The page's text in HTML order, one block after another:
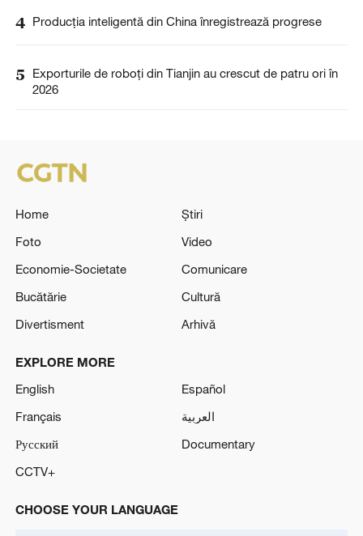
4 Producția inteligentă din China înregistrează progrese
5
Exporturile de roboți din Tianjin au crescut de patru ori în
2026
Home
Știri
Foto
Video
Economie-Societate
Comunicare
Bucătărie
Cultură
Divertisment
Arhivă
EXPLORE MORE
English
Español
Français
العربية
Русский
Documentary
CCTV+
CHOOSE YOUR LANGUAGE